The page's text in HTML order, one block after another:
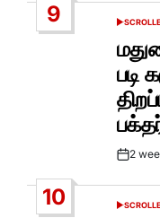
9
POSTED
படி
Post
2
10
POSTED